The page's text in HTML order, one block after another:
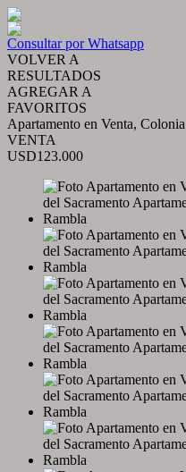
Consultar por Whatsapp
VOLVER A
RESULTADOS
AGREGAR A
FAVORITOS
Apartamento en Venta,
VENTA
USD123.000